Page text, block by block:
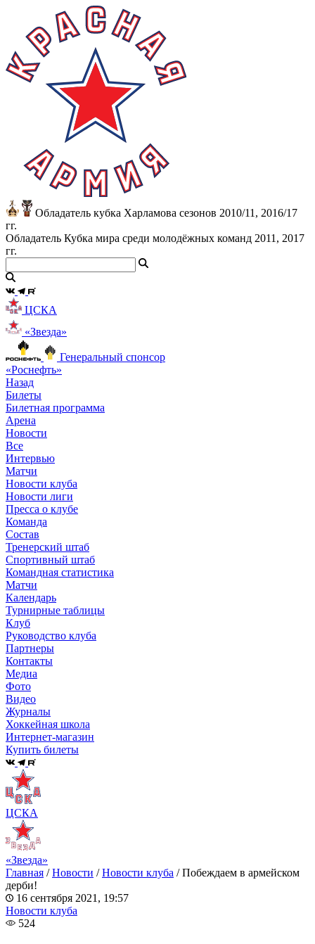
Обладатель кубка Харламова сезонов 2010/11, 2016/17
гг.
Обладатель Кубка мира среди молодёжных команд 2011, 2017
гг.
ЦСКА
«Звезда»
Генеральный спонсор
«Роснефть»
Назад
Билеты
Билетная программа
Арена
Новости
Все
Интервью
Матчи
Новости клуба
Новости лиги
Пресса о клубе
Команда
Состав
Тренерский штаб
Спортивный штаб
Командная статистика
Матчи
Календарь
Турнирные таблицы
Клуб
Руководство клуба
Партнеры
Контакты
Медиа
Фото
Видео
Журналы
Хоккейная школа
Интернет-магазин
Купить билеты
ЦСКА
«Звезда»
Главная /Новости /Новости клуба /Побеждаем в армейском
дерби!
16 сентября 2021, 19:57
Новости клуба
524